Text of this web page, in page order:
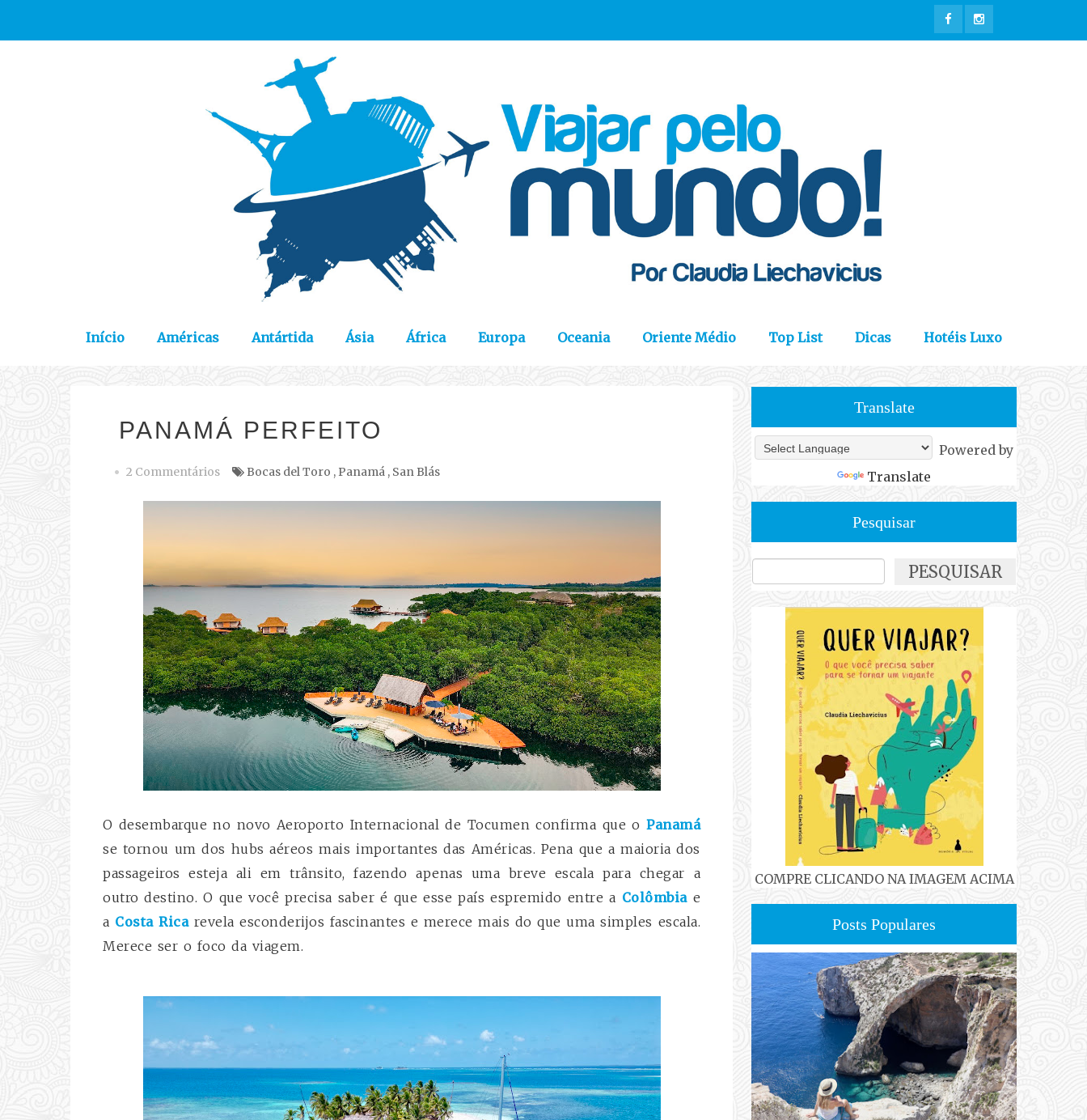
Início Américas Antártida Ásia África Europa Oceania Oriente Médio Top List Dicas Hotéis Luxo
PANAMÁ PERFEITO
2 Commentários Bocas del Toro , Panamá , San Blás
O desembarque no novo Aeroporto Internacional de Tocumen confirma que o Panamá
se tornou um dos hubs aéreos mais importantes das Américas. Pena que a maioria dos
passageiros esteja ali em trânsito, fazendo apenas uma breve escala para chegar a
outro destino. O que você precisa saber é que esse país espremido entre a Colômbia e
a Costa Ricarevela esconderijos fascinantes e merece mais do que uma simples escala.
Merece ser o foco da viagem.
Translate
Powered by
Translate
Pesquisar
COMPRE CLICANDO NA IMAGEM ACIMA
Posts Populares